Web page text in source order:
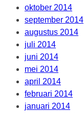
oktober 2014
september 2014
augustus 2014
juli 2014
juni 2014
mei 2014
april 2014
februari 2014
januari 2014